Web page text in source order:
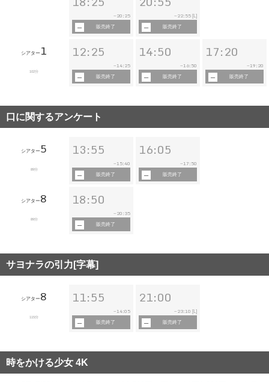
~ 20:25
販売終了
~ 22:55 [L]
販売終了
シアター 1
102分
12:25
~14:25
販売終了
14:50
~16:50
販売終了
17:20
~19:20
販売終了
口に関するアンケート
シアター5
89分
13:55
~15:40
販売終了
16:05
~17:50
販売終了
シアター8
89分
18:50
~ 20:35
販売終了
サヨナラの引力[字幕]
シアター8
115分
11:55
~ 14:05
販売終了
21:00
~ 23:10 [L]
販売終了
時をかける少女 4K